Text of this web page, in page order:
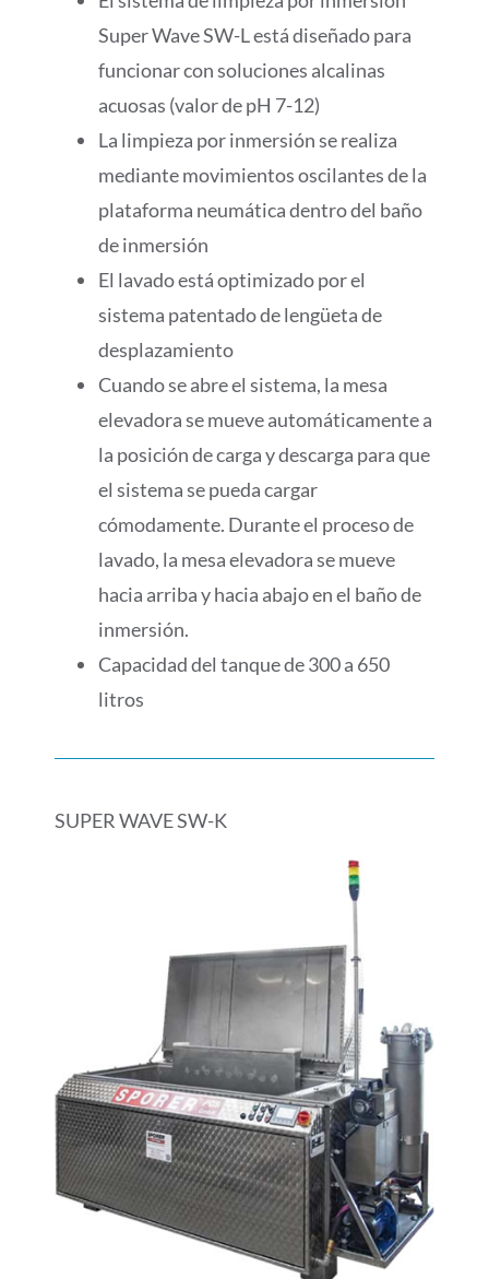
Super Wave SW-L está diseñado para
funcionar con soluciones alcalinas
acuosas (valor de pH 7-12)
La limpieza por inmersión se realiza
mediante movimientos oscilantes de la
plataforma neumática dentro del baño
de inmersión
El lavado está optimizado por el
sistema patentado de lengüeta de
desplazamiento
Cuando se abre el sistema, la mesa
elevadora se mueve automáticamente a
la posición de carga y descarga para que
el sistema se pueda cargar
cómodamente. Durante el proceso de
lavado, la mesa elevadora se mueve
hacia arriba y hacia abajo en el baño de
inmersión.
Capacidad del tanque de 300 a 650
litros
SUPER WAVE SW-K